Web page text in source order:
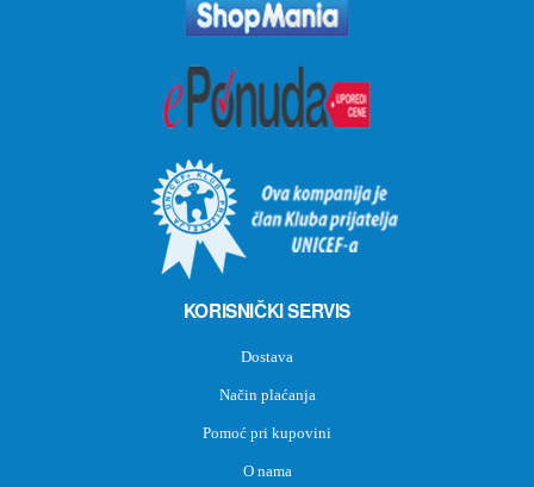
KORISNIČKI SERVIS
Dostava
Način plaćanja
Pomoć pri kupovini
O nama